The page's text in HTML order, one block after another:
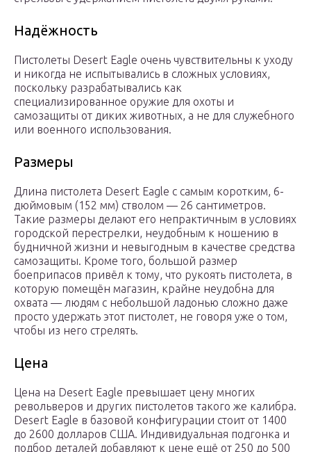
Надёжность
Пистолеты Desert Eagle очень чувствительны к уходу
и никогда не испытывались в сложных условиях,
поскольку разрабатывались как
специализированное оружие для охоты и
самозащиты от диких животных, а не для служебного
или военного использования.
Размеры
Длина пистолета Desert Eagle с самым коротким, 6-
дюймовым (152 мм) стволом — 26 сантиметров.
Такие размеры делают его непрактичным в условиях
городской перестрелки, неудобным к ношению в
будничной жизни и невыгодным в качестве средства
самозащиты. Кроме того, большой размер
боеприпасов привёл к тому, что рукоять пистолета, в
которую помещён магазин, крайне неудобна для
охвата — людям с небольшой ладонью сложно даже
просто удержать этот пистолет, не говоря уже о том,
чтобы из него стрелять.
Цена
Цена на Desert Eagle превышает цену многих
револьверов и других пистолетов такого же калибра.
Desert Eagle в базовой конфигурации стоит от 1400
до 2600 долларов США. Индивидуальная подгонка и
подбор деталей добавляют к цене ещё от 250 до 500